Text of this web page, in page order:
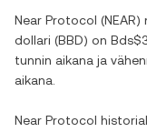
Near Protocol (NEAR)
dollari (BBD) on
tunnin aikana ja
aikana.
Near Protocol